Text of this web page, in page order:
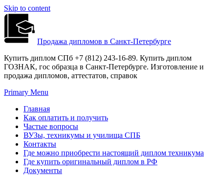
Skip to content
Продажа дипломов в Санкт-Петербурге
Купить диплом СПб +7 (812) 243-16-89. Купить диплом
ГОЗНАК, гос образца в Санкт-Петербурге. Изготовление и
продажа дипломов, аттестатов, справок
Primary Menu
Главная
Как оплатить и получить
Частые вопросы
ВУЗы, техникумы и училища СПБ
Контакты
Где можно приобрести настоящий диплом техникума
Где купить оригинальный диплом в РФ
Документы